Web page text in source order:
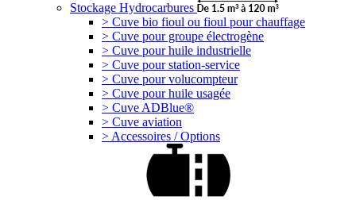
Stockage Hydrocarbures
> Cuve bio fioul ou fioul pour chauffage
> Cuve pour groupe électrogène
> Cuve pour huile industrielle
> Cuve pour station-service
> Cuve pour volucompteur
> Cuve pour huile usagée
> Cuve ADBlue®
> Cuve aviation
> Accessoires / Options